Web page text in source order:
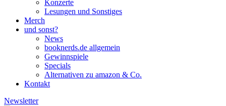
Konzerte
Lesungen und Sonstiges
Merch
und sonst?
News
booknerds.de allgemein
Gewinnspiele
Specials
Alternativen zu amazon & Co.
Kontakt
Newsletter